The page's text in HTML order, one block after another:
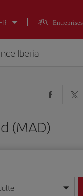
Entreprises
Iberia
(MAD)
année